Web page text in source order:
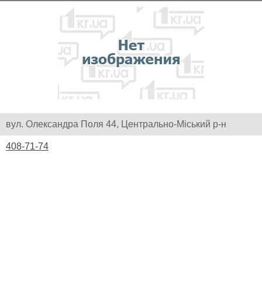
вул. Олександра Поля 44, Центрально-Міський р-н
408-71-74